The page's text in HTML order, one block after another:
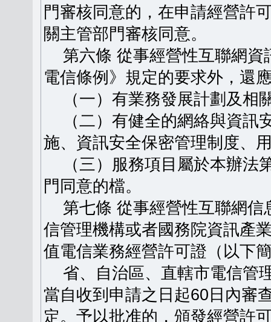
門審核同意的，在申請經營許
關主管部門審核同意。
第六條 從事經營性互聯網資
電信條例》規定的要求外，還
（一）有業務發展計劃及相
（二）有健全的網絡與資訊
施、資訊安全保密管理制度、
（三）服務項目屬於本辦法
門同意的檔。
第七條 從事經營性互聯網信
信管理機構或者國務院資訊產
值電信業務經營許可證（以下
省、自治區、直轄市電信管
當自收到申請之日起60日內審
定。予以批准的，頒發經營許